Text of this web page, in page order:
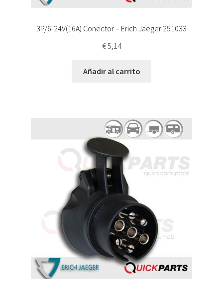
3P/6-24V(16A) Conector – Erich Jaeger 251033
€5,14
Añadir al carrito